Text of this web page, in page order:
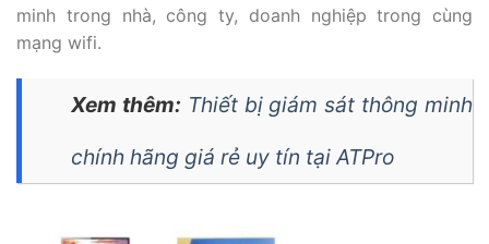
minh trong nhà, công ty, doanh nghiệp trong cùng
mạng wifi.
Xem thêm: Thiết bị giám sát thông minh
chính hãng giá rẻ uy tín tại ATPro